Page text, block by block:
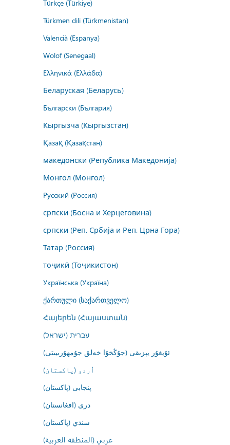
Türkçe (Türkiye)
Türkmen dili (Türkmenistan)
Valencià (Espanya)
Wolof (Senegaal)
Ελληνικά (Ελλάδα)
Беларуская (Беларусь)
Български (България)
Кыргызча (Кыргызстан)
Қазақ (Қазақстан)
македонски (Република Македонија)
Монгол (Монгол)
Русский (Россия)
српски (Босна и Херцеговина)
српски (Реп. Србија и Реп. Црна Гора)
Татар (Россия)
тоҷикӣ (Тоҷикистон)
Українська (Україна)
ქართული (საქართველო)
Հայերեն (Հայաստան)
עברית (ישראל)
ئۇيغۇر يېزىقى (جۇڭخۇا خەلق جۇمھۇرىيىتى)
اُردو (پاکستان)
پنجابی (پاکستان)
درى (افغانستان)
سنڌي (پاکستان)
عربي (المنطقة العربية)